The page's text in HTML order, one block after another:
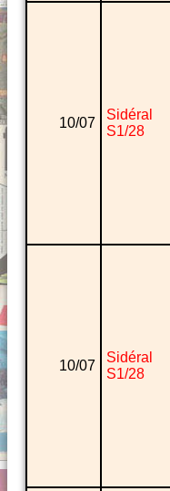
10/07
Sidéral
S1/28
10/07
Sidéral
S1/28